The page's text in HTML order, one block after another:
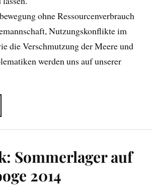
ohne Ressourcenverbrauch
Nutzungskonflikte im
die Verschmutzung der Meere und
werden uns auf unserer
Sommerlager auf
2014